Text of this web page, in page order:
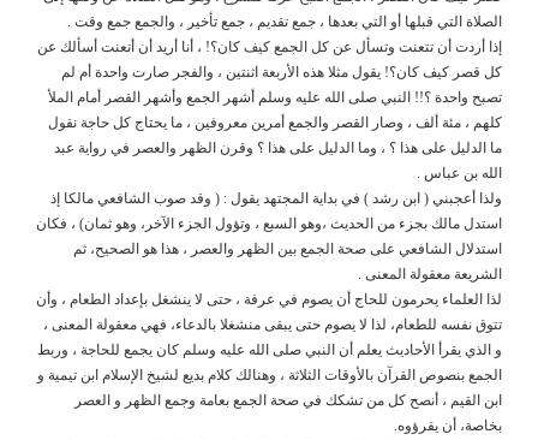
الصلاة التي قبلها أو التي بعدها ، جمع تقديم ، جمع تأخير ، والجمع جمع وقت .
إذا أردت أن تتعنت وتسأل عن كل الجمع كيف كان؟! ، أنا أريد أن أتعنت أسألك عن
كل قصر كيف كان؟! يقول مثلا هذه الأربعة اثنتين ، والفجر صارت واحدة أم لم
تصبح واحدة ؟!! النبي صلى الله عليه وسلم أشهر الجمع وأشهر القصر أمام الملأ
كلهم ، مئة ألف ، وصار القصر والجمع أمرين معروفين ، ما يحتاج كل حاجة نقول
ما الدليل على هذا ؟ ، وما الدليل على هذا ؟ وقرن الظهر والعصر في رواية عبد
الله بن عباس .
ولذا أعجبني ( ابن رشد ) في بداية المجتهد يقول : ( وقد صوب الشافعي مالكا إذ
استدل مالك بجزء من الحديث ،وهو السبع ، وتؤول الجزء الآخر، وهو ثمان) ، فكان
استدلال الشافعي على صحة الجمع بين الظهر والعصر ، هذا هو الصحيح، ثم
الشريعة معقولة المعنى .
لذا العلماء يحرمون للحاج أن يصوم في عرفة ، حتى لا ينشغل بإعداد الطعام ، وأن
تتوق نفسه للطعام، لذا لا يصوم حتى يبقى منشغلا بالدعاء، فهي معقولة المعنى ،
و الذي يقرأ الأحاديث يعلم أن النبي صلى الله عليه وسلم كان يجمع للحاجة ، وربط
الجمع بنصوص القرآن بالأوقات الثلاثة ، وهنالك كلام بديع لشيخ الإسلام ابن تيمية و
ابن القيم ، أنصح كل من تشكك في صحة الجمع بعامة وجمع الظهر و العصر
بخاصة، أن يقرؤوه.